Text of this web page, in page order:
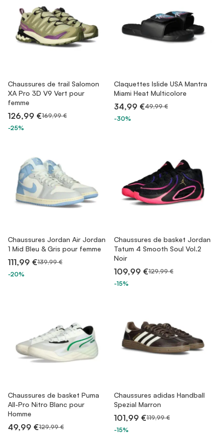
Chaussures de trail Salomon
XA Pro 3D V9 Vert pour
femme
126,99 €169,99 €
-25%
Claquettes Islide USA Mantra
Miami Heat Multicolore
34,99 €49,99 €
-30%
Chaussures Jordan Air Jordan
1 Mid Bleu & Gris pour femme
111,99 €139,99 €
-20%
Chaussures de basket Jordan
Tatum 4 Smooth Soul Vol.2
Noir
109,99 €129,99 €
-15%
Chaussures de basket Puma
All-Pro Nitro Blanc pour
Homme
49,99 €129,99 €
Chaussures adidas Handball
Spezial Marron
101,99 €119,99 €
-15%